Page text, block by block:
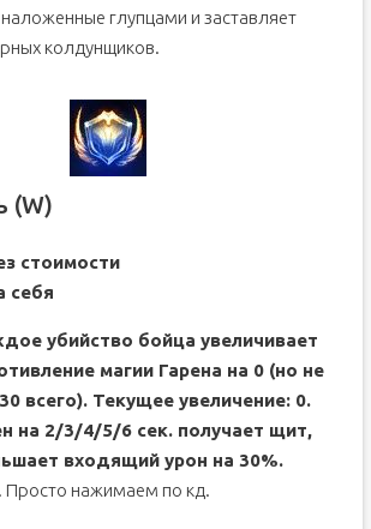
глупцами и заставляет
колдунщиков.
(W)
стоимости
себя
убийство бойца увеличивает
магии Гарена на 0 (но не
всего). Текущее увеличение: 0.
на 2/3/4/5/6 сек. получает щит,
входящий урон на 30%.
Просто нажимаем по кд.